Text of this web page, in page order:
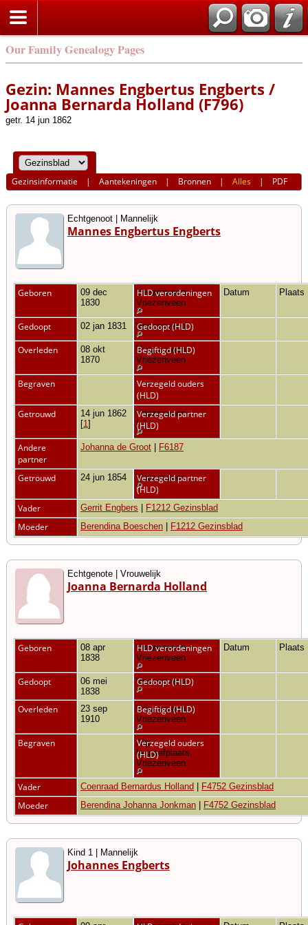
Our Family Genealogy Pages
Gezin: Mannes Engbertus Engberts /
Joanna Bernarda Holland (F796)
getr. 14 jun 1862
Gezinsinformatie |Aantekeningen | Bronnen |Alles | PDF
Echtgenoot | Mannelijk
Mannes Engbertus Engberts
Geboren
09 dec
1830
Vriezenveen,
Vriezenveen
HLD verordeningen Datum Plaats
Gedoopt 02 jan 1831 Vriezenveen
Gedoopt (HLD)
Overleden
08 okt
1870
Vriezenveen,
Vriezenveen
Begiftigd (HLD)
Begraven
Verzegeld ouders
(HLD)
Getrouwd
14 jun 1862
[1 ]
Vriezenveen
[1]
Verzegeld partner
(HLD)
Andere
partner
Johanna de Groot F6187
Getrouwd 24 jun 1854 Vriezenveen
Verzegeld partner
(HLD)
Vader
Gerrit Engbers F1212 Gezinsblad
Moeder Berendina Boeschen F1212 Gezinsblad
Echtgenote | Vrouwelijk
Joanna Bernarda Holland
Geboren
08 apr
1838
Vriezenveen,
Vriezenveen
HLD verordeningen Datum Plaats
Gedoopt
06 mei
1838
Vriezenveen
Gedoopt (HLD)
Overleden
23 sep
1910
Vriezenveen,
Vriezenveen
Begiftigd (HLD)
Begraven
Alg.
begraafplaats,
Vriezenveen
Verzegeld ouders
(HLD)
Vader Coenraad Bernardus Holland F4752 Gezinsblad
Moeder Berendina Johanna Jonkman F4752 Gezinsblad
Kind 1 | Mannelijk
Johannes Engberts